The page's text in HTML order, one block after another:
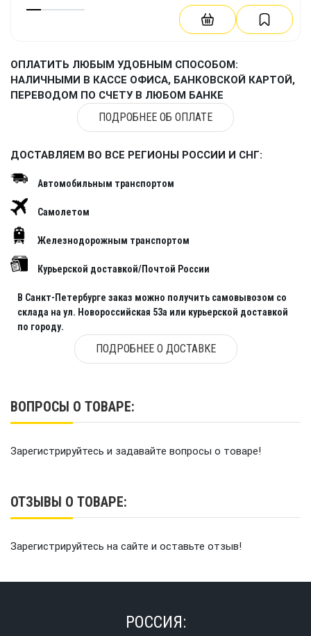
изделие, пневмокаркасной палатке
ОПЛАТИТЬ ЛЮБЫМ УДОБНЫМ СПОСОБОМ:
НАЛИЧНЫМИ В КАССЕ ОФИСА, БАНКОВСКОЙ КАРТОЙ,
ПЕРЕВОДОМ ПО СЧЕТУ В ЛЮБОМ БАНКЕ
ПОДРОБНЕЕ ОБ ОПЛАТЕ
ДОСТАВЛЯЕМ ВО ВСЕ РЕГИОНЫ РОССИИ И СНГ:
Автомобильным транспортом
Самолетом
Железнодорожным транспортом
Курьерской доставкой/Почтой России
В Санкт-Петербурге заказ можно получить самовывозом со
склада на ул. Новороссийская 53а или курьерской доставкой
по городу.
ПОДРОБНЕЕ О ДОСТАВКЕ
ВОПРОСЫ О ТОВАРЕ:
Зарегистрируйтесь и задавайте вопросы о товаре!
ОТЗЫВЫ О ТОВАРЕ:
Зарегистрируйтесь на сайте и оставьте отзыв!
РОССИЯ: